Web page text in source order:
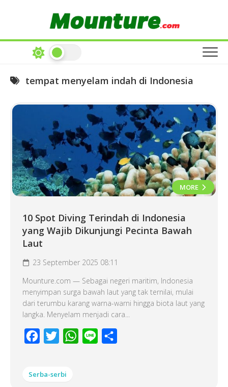
tempat menyelam indah di Indonesia
MORE
10 Spot Diving Terindah di Indonesia
yang Wajib Dikunjungi Pecinta Bawah
Laut
23 September 2025 08:11
Mounture.com — Sebagai negeri maritim, Indonesia
menyimpan surga bawah laut yang tak ternilai, mulai
dari terumbu karang warna-warni hingga biota laut yang
langka. Menyelam menjadi cara...
Facebook
Twitter WhatsApp
Line
Serba-serbi